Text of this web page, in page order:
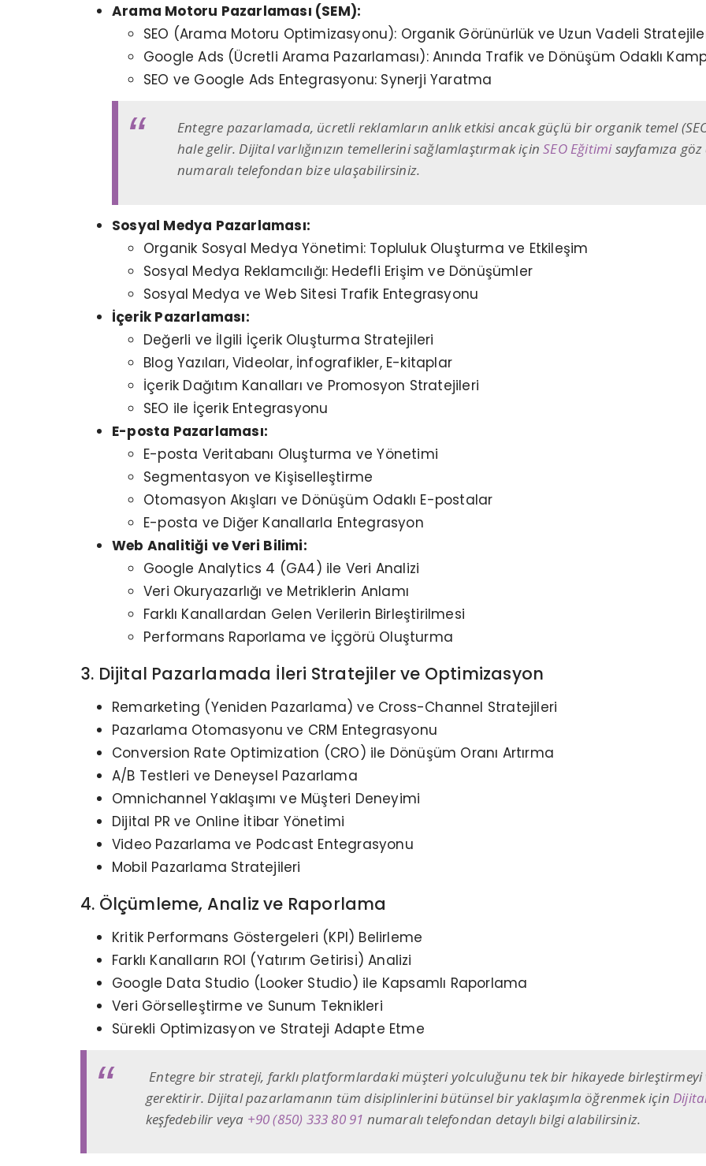
Arama Motoru Pazarlaması (SEM):
SEO (Arama Motoru Optimizasyonu): Organik Görünürlük ve Uzun Vadeli
Google Ads (Ücretli Arama Pazarlaması): Anında Trafik ve Dönüşüm Odaklı
SEO ve Google Ads Entegrasyonu: Synerji Yaratma
Entegre pazarlamada, ücretli reklamların anlık etkisi ancak güçlü bir organik temel
hale gelir. Dijital varlığınızın temellerini sağlamlaştırmak içinSEO Eğitimisayfamıza
numaralı telefondan bize ulaşabilirsiniz.
Sosyal Medya Pazarlaması:
Organik Sosyal Medya Yönetimi: Topluluk Oluşturma ve Etkileşim
Sosyal Medya Reklamcılığı: Hedefli Erişim ve Dönüşümler
Sosyal Medya ve Web Sitesi Trafik Entegrasyonu
İçerik Pazarlaması:
Değerli ve İlgili İçerik Oluşturma Stratejileri
Blog Yazıları, Videolar, İnfografikler, E-kitaplar
İçerik Dağıtım Kanalları ve Promosyon Stratejileri
SEO ile İçerik Entegrasyonu
E-posta Pazarlaması:
E-posta Veritabanı Oluşturma ve Yönetimi
Segmentasyon ve Kişiselleştirme
Otomasyon Akışları ve Dönüşüm Odaklı E-postalar
E-posta ve Diğer Kanallarla Entegrasyon
Web Analitiği ve Veri Bilimi:
Google Analytics 4 (GA4) ile Veri Analizi
Veri Okuryazarlığı ve Metriklerin Anlamı
Farklı Kanallardan Gelen Verilerin Birleştirilmesi
Performans Raporlama ve İçgörü Oluşturma
3. Dijital Pazarlamada İleri Stratejiler ve Optimizasyon
Remarketing (Yeniden Pazarlama) ve Cross-Channel Stratejileri
Pazarlama Otomasyonu ve CRM Entegrasyonu
Conversion Rate Optimization (CRO) ile Dönüşüm Oranı Artırma
A/B Testleri ve Deneysel Pazarlama
Omnichannel Yaklaşımı ve Müşteri Deneyimi
Dijital PR ve Online İtibar Yönetimi
Video Pazarlama ve Podcast Entegrasyonu
Mobil Pazarlama Stratejileri
4. Ölçümleme, Analiz ve Raporlama
Kritik Performans Göstergeleri (KPI) Belirleme
Farklı Kanalların ROI (Yatırım Getirisi) Analizi
Google Data Studio (Looker Studio) ile Kapsamlı Raporlama
Veri Görselleştirme ve Sunum Teknikleri
Sürekli Optimizasyon ve Strateji Adapte Etme
Entegre bir strateji, farklı platformlardaki müşteri yolculuğunu tek bir hikayede birleştirmeyi
gerektirir. Dijital pazarlamanın tüm disiplinlerini bütünsel bir yaklaşımla öğrenmek için
keşfedebilir veya +90 (850) 333 80 91 numaralı telefondan detaylı bilgi alabilirsiniz.